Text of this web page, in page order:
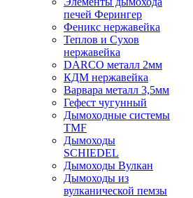
печей Ферингер
Феникс нержавейка
Теплов и Сухов
нержавейка
DARCO металл 2мм
КДМ нержавейка
Варвара металл 3,5мм
Гефест чугунный
Дымоходные системы
TMF
Дымоходы
SCHIEDEL
Дымоходы Вулкан
Дымоходы из
вулканической пемзы